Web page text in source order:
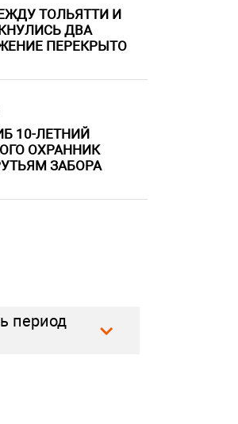
ТОЛЬЯТТИ И
ДВА
ПЕРЕКРЫТО
10-ЛЕТНИЙ
ОХРАННИК
ЗАБОРА
период